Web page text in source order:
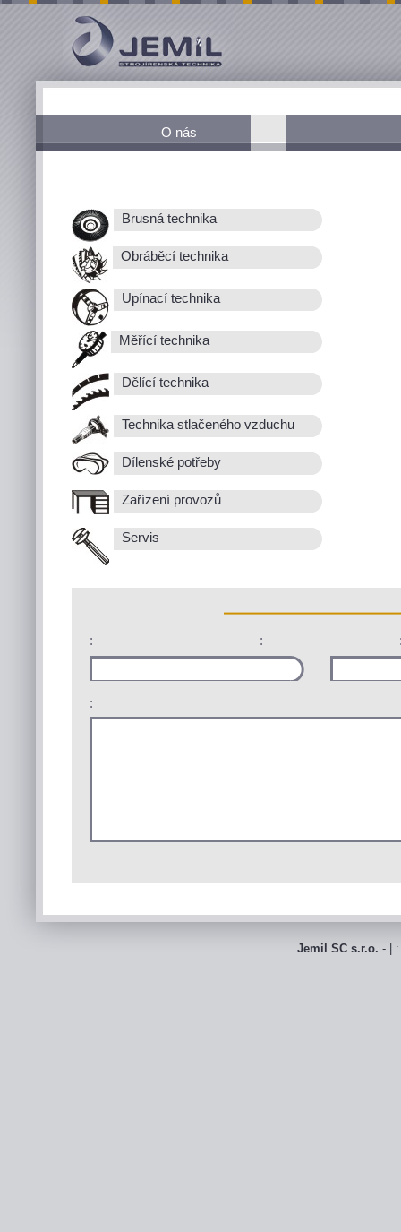
O nás
Brusná technika
Obráběcí technika
Upínací technika
Měřící technika
Dělící technika
Technika stlačeného vzduchu
Dílenské potřeby
Zařízení provozů
Servis
: :
:
Jemil SC s.r.o. - |